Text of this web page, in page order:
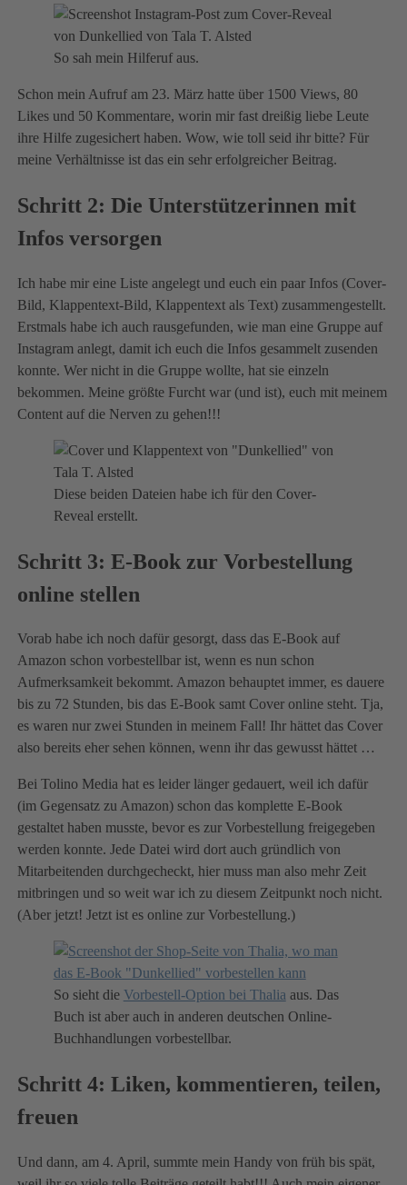
So sah mein Hilferuf aus.
Schon mein Aufruf am 23. März hatte über 1500 Views, 80
Likes und 50 Kommentare, worin mir fast dreißig liebe Leute
ihre Hilfe zugesichert haben. Wow, wie toll seid ihr bitte? Für
meine Verhältnisse ist das ein sehr erfolgreicher Beitrag.
Schritt 2: Die Unterstützerinnen mit
Infos versorgen
Ich habe mir eine Liste angelegt und euch ein paar Infos (Cover-
Bild, Klappentext-Bild, Klappentext als Text) zusammengestellt.
Erstmals habe ich auch rausgefunden, wie man eine Gruppe auf
Instagram anlegt, damit ich euch die Infos gesammelt zusenden
konnte. Wer nicht in die Gruppe wollte, hat sie einzeln
bekommen. Meine größte Furcht war (und ist), euch mit meinem
Content auf die Nerven zu gehen!!!
Diese beiden Dateien habe ich für den Cover-
Reveal erstellt.
Schritt 3: E-Book zur Vorbestellung
online stellen
Vorab habe ich noch dafür gesorgt, dass das E-Book auf
Amazon schon vorbestellbar ist, wenn es nun schon
Aufmerksamkeit bekommt. Amazon behauptet immer, es dauere
bis zu 72 Stunden, bis das E-Book samt Cover online steht. Tja,
es waren nur zwei Stunden in meinem Fall! Ihr hättet das Cover
also bereits eher sehen können, wenn ihr das gewusst hättet …
Bei Tolino Media hat es leider länger gedauert, weil ich dafür
(im Gegensatz zu Amazon) schon das komplette E-Book
gestaltet haben musste, bevor es zur Vorbestellung freigegeben
werden konnte. Jede Datei wird dort auch gründlich von
Mitarbeitenden durchgecheckt, hier muss man also mehr Zeit
mitbringen und so weit war ich zu diesem Zeitpunkt noch nicht.
(Aber jetzt! Jetzt ist es online zur Vorbestellung.)
So sieht die Vorbestell-Option bei Thaliaaus. Das
Buch ist aber auch in anderen deutschen Online-
Buchhandlungen vorbestellbar.
Schritt 4: Liken, kommentieren, teilen,
freuen
Und dann, am 4. April, summte mein Handy von früh bis spät,